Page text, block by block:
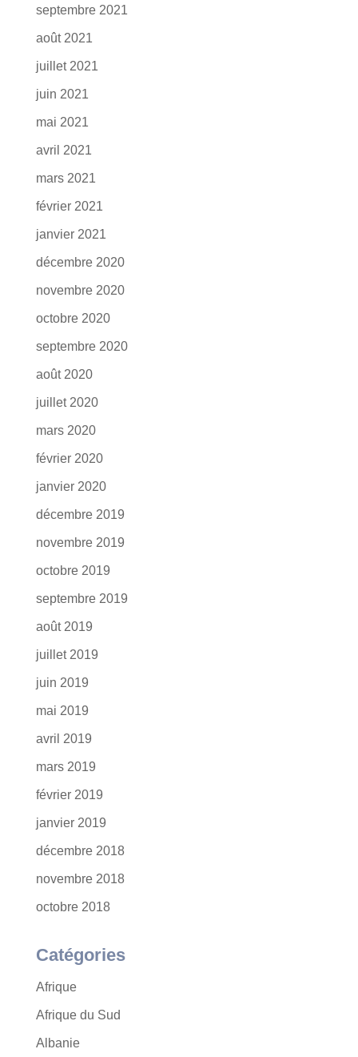
septembre 2021
août 2021
juillet 2021
juin 2021
mai 2021
avril 2021
mars 2021
février 2021
janvier 2021
décembre 2020
novembre 2020
octobre 2020
septembre 2020
août 2020
juillet 2020
mars 2020
février 2020
janvier 2020
décembre 2019
novembre 2019
octobre 2019
septembre 2019
août 2019
juillet 2019
juin 2019
mai 2019
avril 2019
mars 2019
février 2019
janvier 2019
décembre 2018
novembre 2018
octobre 2018
Catégories
Afrique
Afrique du Sud
Albanie